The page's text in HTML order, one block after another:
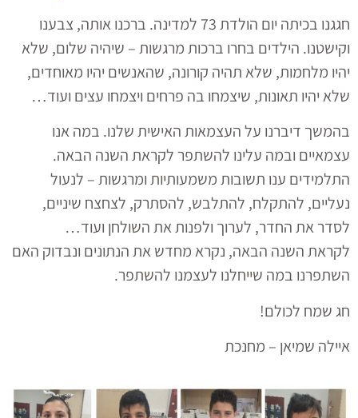
חגגנו בכיתה יום הולדת 73 למדינה. ברכנו אותה, צבענו
וקישטנו. הילדים בחרו ברכות מרגשות – שיהיה שלום, שלא
יהיו מלחמות, שלא תהיה קורונה, שהאנשים יהיו מאוחדים,
שלא יהיו תאונות, שיצמחו בה פרחים ויצמחו עצים ועוד…
בהמשך דיברנו על העצמאות האישית שלנו. במה אנו
עצמאיים ובמה עלינו להשתפר לקראת השנה הבאה.
התלמידים ענו תשובות משמעותיות ומרגשות – לנעול
נעליים, להתקלח, להתלבש, להסתרק, לצחצח שיניים,
לסדר את החדר, לערוך ולפנות את השולחן ועוד…
לקראת השנה הבאה, נקרא מחדש את הנתונים ונבדוק האם
השתפרנו במה שייחלנו לעצמנו להשתפר.
חג שמח לכולם!
איילה שמיאן – מחנכת